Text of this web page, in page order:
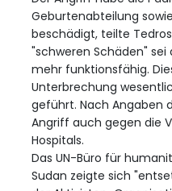
Geburtenabteilung
beschädigt, teilte
"schweren Schäden"
mehr funktionsfähig.
Unterbrechung
geführt. Nach Angaben
Angriff auch gegen die
Hospitals.
Das UN-Büro für
Sudan zeigte sich